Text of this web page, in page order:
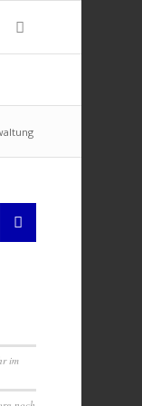
im